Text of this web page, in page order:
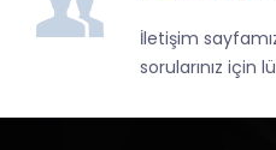
İletişim
sorularınız için